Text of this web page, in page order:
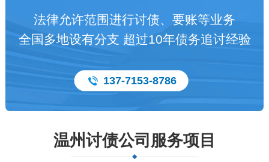
法律允许范围进行讨债、要账等业务
全国多地设有分支 超过10年债务追讨经验
137-7153-8786
温州讨债公司服务项目